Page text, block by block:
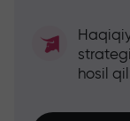
hosil